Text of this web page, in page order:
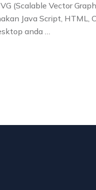
(Scalable Vector
Java Script, HTML,
anda …